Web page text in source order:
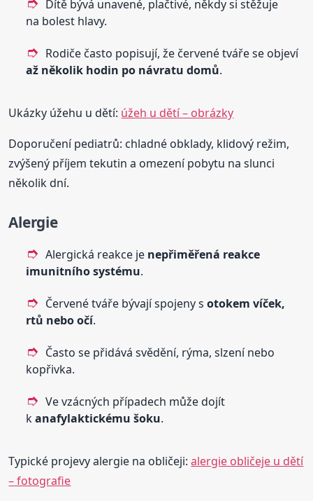
Dítě bývá unavené, plačtivé, někdy si stěžuje
na bolest hlavy.
Rodiče často popisují, že červené tváře se objeví
až několik hodin po návratu domů.
Ukázky úžehu u dětí: úžeh u dětí – obrázky
Doporučení pediatrů: chladné obklady, klidový režim,
zvýšený příjem tekutin a omezení pobytu na slunci
několik dní.
Alergie
Alergická reakce je nepřiměřená reakce
imunitního systému.
Červené tváře bývají spojeny sotokem víček,
rtů nebo očí.
Často se přidává svědění, rýma, slzení nebo
kopřivka.
Ve vzácných případech může dojít
kanafylaktickému šoku.
Typické projevy alergie na obličeji:alergie obličeje u dětí
– fotografie